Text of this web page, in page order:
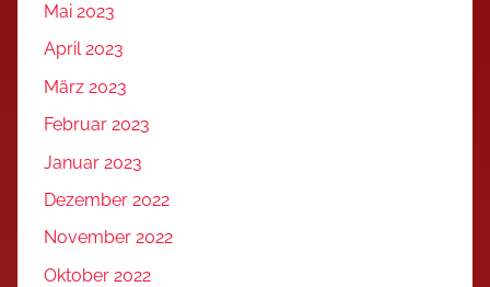
Mai 2023
April 2023
März 2023
Februar 2023
Januar 2023
Dezember 2022
November 2022
Oktober 2022